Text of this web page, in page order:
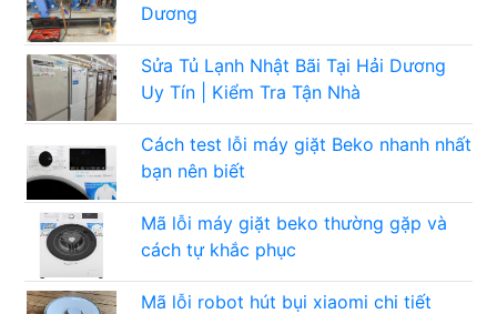
Dương
Sửa Tủ Lạnh Nhật Bãi Tại Hải Dương
Uy Tín | Kiểm Tra Tận Nhà
Cách test lỗi máy giặt Beko nhanh nhất
bạn nên biết
Mã lỗi máy giặt beko thường gặp và
cách tự khắc phục
Mã lỗi robot hút bụi xiaomi chi tiết